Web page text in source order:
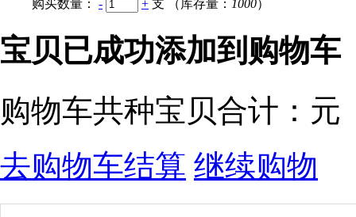
购买数量： - + 支 （库存量： 1000）
宝贝已成功添加到购物车
购物车共种宝贝合计： 元
去购物车结算 继续购物